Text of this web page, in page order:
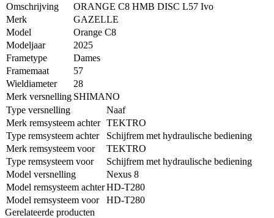
Omschrijving
ORANGE C8 HMB DISC L57 Ivo
Merk
GAZELLE
Model
Orange C8
Modeljaar
2025
Frametype
Dames
Framemaat
57
Wieldiameter
28
Merk versnelling SHIMANO
Type versnelling
Naaf
Merk remsysteem achter TEKTRO
Type remsysteem achter
Schijfrem met hydraulische bediening
Merk remsysteem voor
TEKTRO
Type remsysteem voor
Schijfrem met hydraulische bediening
Model versnelling
Nexus 8
Model remsysteem achterHD-T280
Model remsysteem voor
HD-T280
Gerelateerde producten